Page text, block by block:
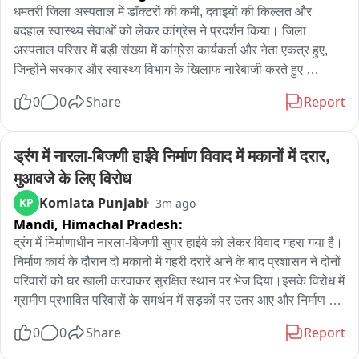
दूर करने या शुद्धिकरण के नाम पर आभूषण या नकदी मांगता है तो तुरंत पुलिस
धमतरी जिला अस्पताल में डॉक्टरों की कमी, दवाइयों की किल्लत और
बदहाल स्वास्थ्य सेवाओं को लेकर कांग्रेस ने प्रदर्शन किया। जिला
अस्पताल परिसर में बड़ी संख्या में कांग्रेस कार्यकर्ता और नेता एकत्र हुए,
जिन्होंने सरकार और स्वास्थ्य विभाग के खिलाफ नारेबाजी करते हुए
है कि जिला अस्पताल से लगातार विशेषज्ञ डॉक्टरों के इस्तीफे होने के कारण
रहा और विशेषज्ञ डॉक्टरों की कमी के चलते उन्हें बड़े अस्पतालों के लिए रेफर
किया जा रहा है। इससे आम लोगों को आर्थिक और मानसिक परेशानियों का
सामना करना पड़ रहा है। प्रदर्शन के दौरान कांग्रेस नेताओं ने कहा कि
जिला अस्पताल में दवाइयों की कमी, संसाधनों का अभाव और डॉक्टरों की
कमी से मरीजों की मुश्किलें बढ़ रही हैं। उन्होंने सरकार से तत्काल
व्यवस्थाओं में सुधार और रिक्त पदों पर विशेषज्ञ डॉक्टरों की नियुक्ति की मांग
की। वहीं सीएमएचओ ने प्रदर्शनकारियों को भरोसा दिलाया कि अगले 15
दिनों के भीतर अस्पताल की व्यवस्थाओं में सुधार के लिए आवश्यक कदम
उठाए जाएंगे। दूसरी ओर कांग्रेस ने भी सरकार को 15 दिन का अल्टीमेटम
और उग्र किया जाएगा।
0 0 Share Report
ड्रंग में नारला-बिजणी हाईवे निर्माण विवाद में मकानों में दरार,
मुआवजे के लिए विरोध
KP Komlata Punjabi 3m ago
Mandi, Himachal Pradesh:
द्रंग में निर्माणाधीन नारला-बिजणी सुपर हाईवे को लेकर विवाद गहरा गया है।
निर्माण कार्य के दौरान दो मकानों में गहरी दरारें आने के बाद प्रशासन ने दोनों
परिवारों को घर खाली करवाकर सुरक्षित स्थान पर भेज दिया।इसके विरोध में
ग्रामीण प्रभावित परिवारों के समर्थन में सड़कों पर उतर आए और निर्माण
कार्रवाई की मांग की। मौके पर पहुंचे विधायक पूर्ण चंद ठाकुर ने प्रभावित
0 0 Share Report